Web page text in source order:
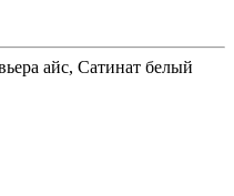
айс, Сатинат белый